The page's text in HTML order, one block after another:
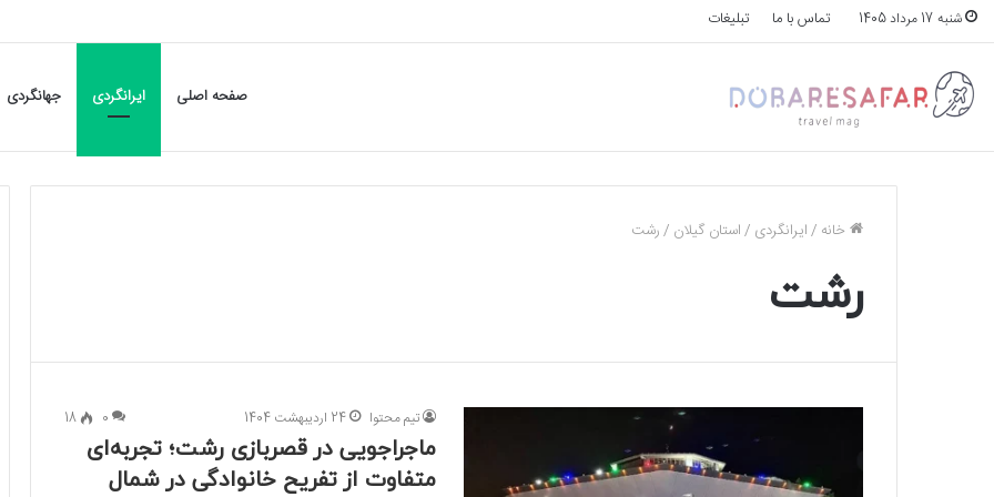
شنبه 17 مرداد 1405 تماس با ما تبلیغات
صفحه اصلی ایرانگردی جهانگردی
خانه /ایرانگردی /استان گیلان /رشت
رشت
تیم محتوا 24 اردیبهشت 1404 0
18
ماجراجویی در قصربازی رشت؛ تجربه‌ای
متفاوت از تفریح خانوادگی در شمال